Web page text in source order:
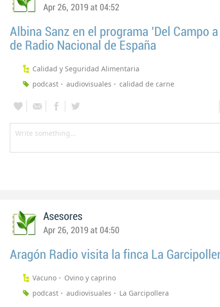
Apr 26, 2019 at 04:52
Albina Sanz en el programa 'Del Campo
de Radio Nacional de España
Calidad y Seguridad Alimentaria
podcast
audiovisuales calidad de carne
Asesores
Apr 26, 2019 at 04:50
Aragón Radio visita la finca La
Vacuno
Ovino y caprino
podcast
audiovisuales La Garcipollera